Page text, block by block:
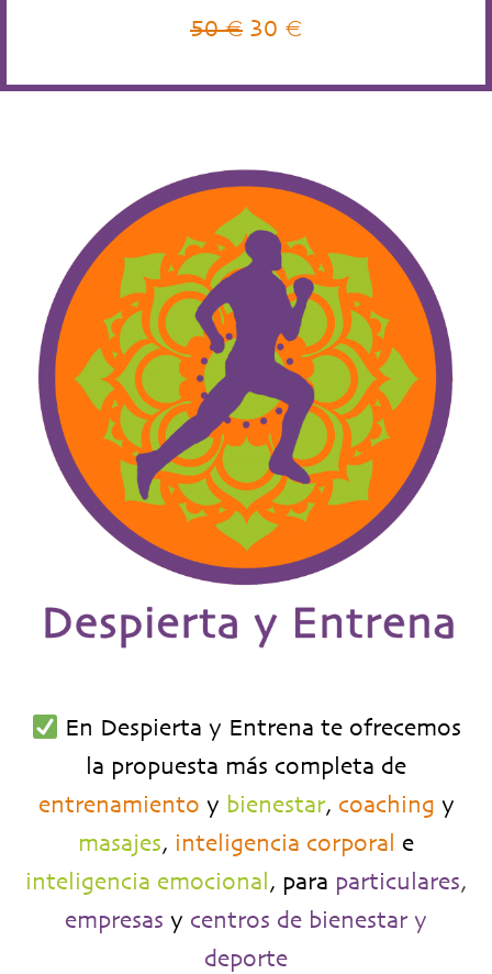
50 € 30 €
En Despierta y Entrena te ofrecemos
la propuesta más completa de
entrenamiento y bienestar, coaching y
masajes, inteligencia corporal
e
inteligencia emocional , para particulares,
empresas y centros de bienestar y
deporte